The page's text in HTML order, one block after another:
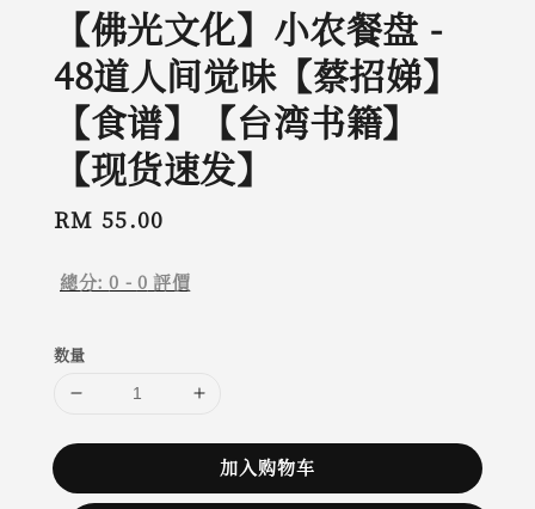
【佛光文化】小农餐盘 -
48道人间觉味【蔡招娣】
【食谱】【台湾书籍】
【现货速发】
Regular
RM 55.00
總分:0 - 0 評價
数量
加入购物车